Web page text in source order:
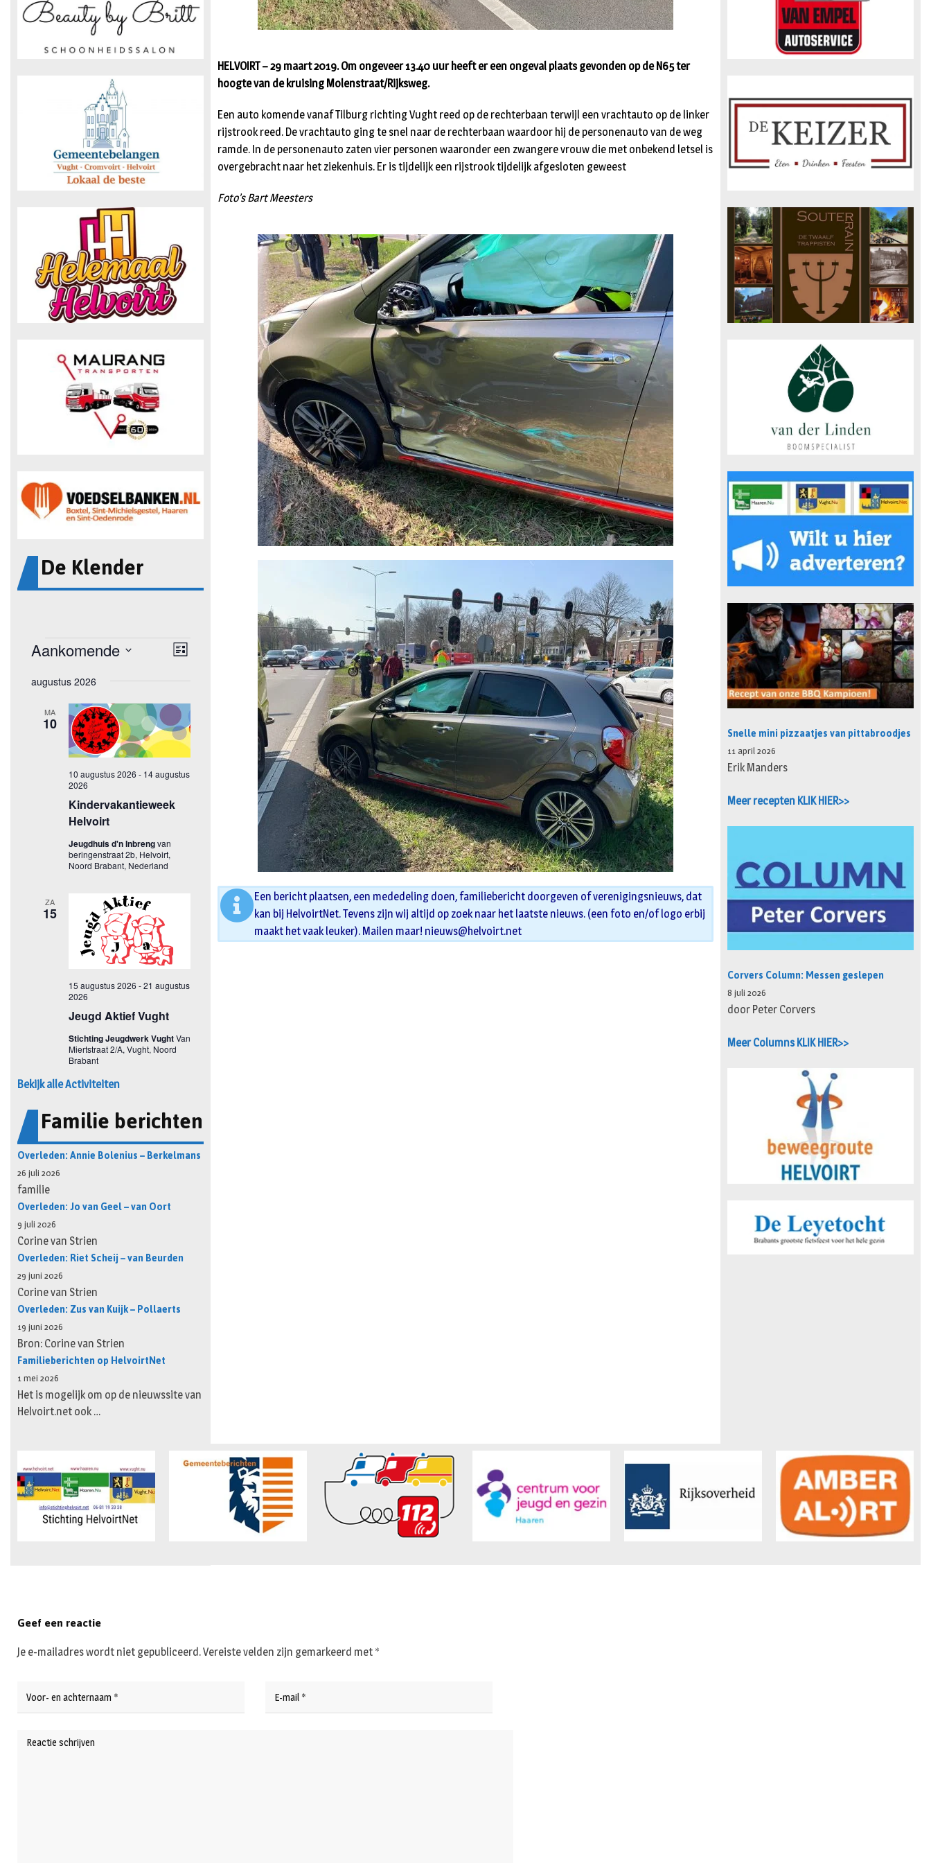
De Klender
Bekijk alle Activiteiten
Familie berichten
Overleden: Annie Bolenius – Berkelmans
26 juli 2026
familie
Overleden: Jo van Geel – van Oort
9 juli 2026
Corine van Strien
Overleden: Riet Scheij – van Beurden
29 juni 2026
Corine van Strien
Overleden: Zus van Kuijk – Pollaerts
19 juni 2026
Bron: Corine van Strien
Familieberichten op HelvoirtNet
1 mei 2026
Het is mogelijk om op de nieuwssite van
Helvoirt.net ook …
HELVOIRT – 29 maart 2019. Om ongeveer 13.40 uur heeft er een ongeval plaats gevonden op de N65 ter
hoogte van de kruising Molenstraat/Rijksweg.
Een auto komende vanaf Tilburg richting Vught reed op de rechterbaan terwijl een vrachtauto op de linker
rijstrook reed. De vrachtauto ging te snel naar de rechterbaan waardoor hij de personenauto van de weg
ramde. In de personenauto zaten vier personen waaronder een zwangere vrouw die met onbekend letsel is
overgebracht naar het ziekenhuis. Er is tijdelijk een rijstrook tijdelijk afgesloten geweest
Foto’s Bart Meesters
Een bericht plaatsen, een mededeling doen, familiebericht doorgeven of verenigingsnieuws, dat
kan bij HelvoirtNet. Tevens zijn wij altijd op zoek naar het laatste nieuws. (een foto en/of logo erbij
maakt het vaak leuker). Mailen maar! nieuws@helvoirt.net
Snelle mini pizzaatjes van pittabroodjes
11 april 2026
Erik Manders
Meer recepten KLIK HIER>>
Corvers Column: Messen geslepen
8 juli 2026
door Peter Corvers
Meer Columns KLIK HIER>>
Geef een reactie
Je e-mailadres wordt niet gepubliceerd.Vereiste velden zijn gemarkeerd met *